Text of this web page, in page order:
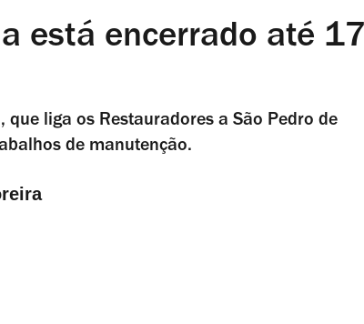
está encerrado até 17
que liga os Restauradores a São Pedro de
de manutenção.